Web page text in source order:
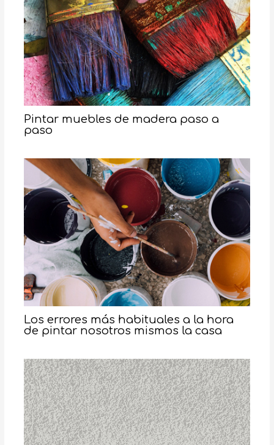
Pintar muebles de madera paso a
paso
Los errores más habituales a la hora
de pintar nosotros mismos la casa